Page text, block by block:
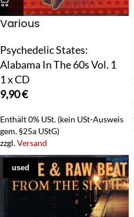
Various
Psychedelic States:
Alabama In The 60s Vol. 1
1 x CD
9,90€
Enthält 0% USt. (kein USt-Ausweis
gem. §25a UStG)
zzgl.Versand
used